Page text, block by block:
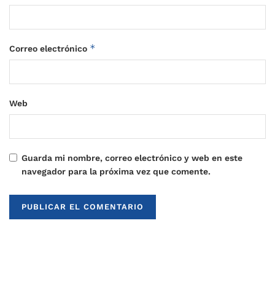
Correo electrónico *
Web
Guarda mi nombre, correo electrónico y web en este
navegador para la próxima vez que comente.